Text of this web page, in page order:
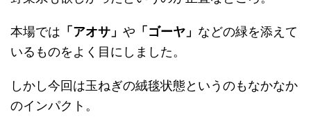
本場では 「アオサ」 や 「ゴーヤ」 などの緑を添えて
いるものをよく目にしました。
しかし今回は玉ねぎの絨毯状態というのもなかなか
のインパクト。